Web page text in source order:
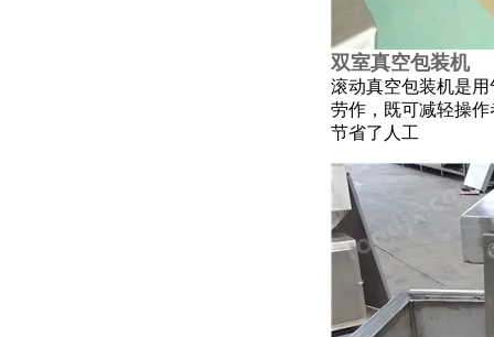
双室真空包装机
滚动真空包装机是
劳作，既可减轻操
节省了人工